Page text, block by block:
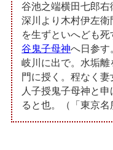
谷池之端横田七郎右
深川より木村伊左衛
を生ずといへども
谷鬼子母神へ日参す
岐川に出で。水垢
門に授く。程なく
人子授鬼子母神と
ると也。（「東京名